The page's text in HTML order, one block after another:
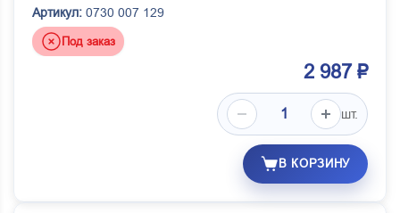
Артикул: 0730 007 129
Под заказ
2 987 ₽
шт.
В КОРЗИНУ